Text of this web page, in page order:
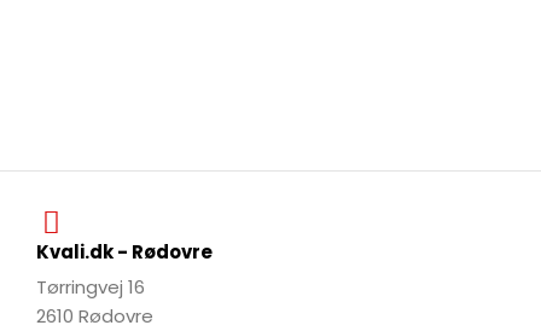
Kvali.dk - Rødovre
Tørringvej 16
2610 Rødovre